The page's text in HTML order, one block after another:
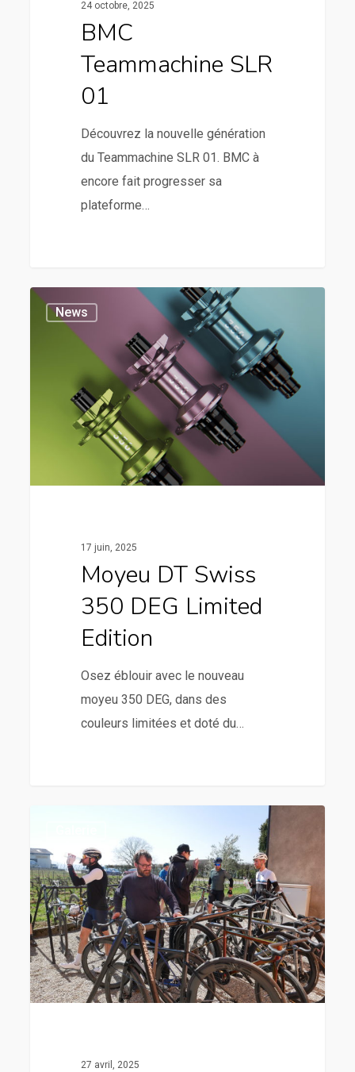
24 octobre, 2025
BMC
Teammachine SLR
01
Découvrez la nouvelle génération
du Teammachine SLR 01. BMC à
encore fait progresser sa
plateforme…
News
17 juin, 2025
Moyeu DT Swiss
350 DEG Limited
Edition
Osez éblouir avec le nouveau
moyeu 350 DEG, dans des
couleurs limitées et doté du…
27 avril, 2025